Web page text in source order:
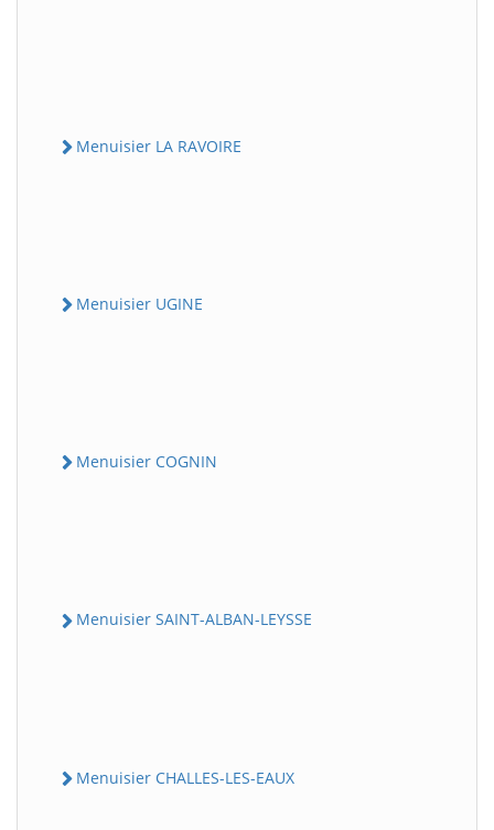
Menuisier LA RAVOIRE
Menuisier UGINE
Menuisier COGNIN
Menuisier SAINT-ALBAN-LEYSSE
Menuisier CHALLES-LES-EAUX